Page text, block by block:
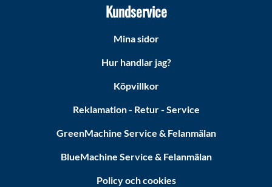
Kundservice
Mina sidor
Hur handlar jag?
Köpvillkor
Reklamation - Retur - Service
GreenMachine Service & Felanmälan
BlueMachine Service & Felanmälan
Policy och cookies